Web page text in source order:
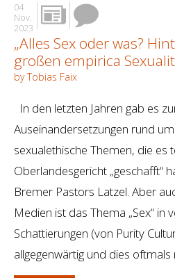
04
Nov.
2023
„Alles Sex oder was?
großen empirica
by Tobias Faix
In den letzten Jahren gab es
Auseinandersetzungen rund
sexualethische Themen, die es
Oberlandesgericht „geschafft“
Bremer Pastors Latzel. Aber
Medien ist das Thema „Sex“ in
Schattierungen (von Purity
allgegenwärtig und dies